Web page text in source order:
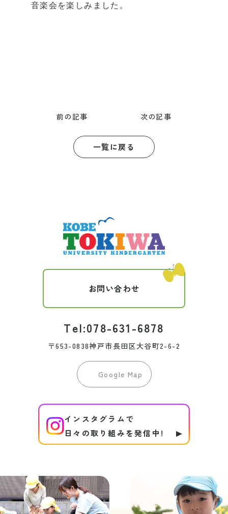
音楽会を楽しみました。
前の記事 次の記事
一覧に戻る
お問い合わせ
Tel:078-631-6878
〒653-0838神戸市長田区大谷町2-6-2
Google Map
インスタグラムで
日々の取り組みを発信中!